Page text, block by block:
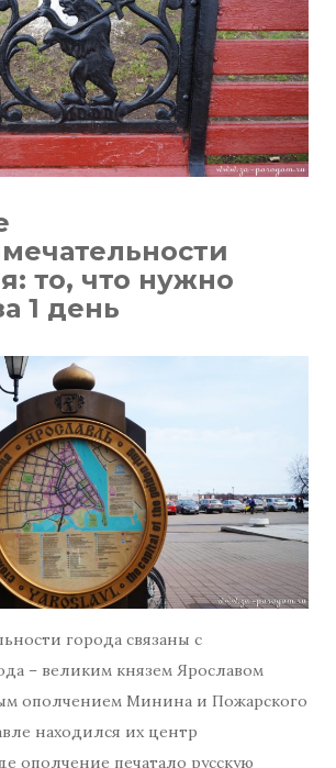
то, что нужно
1 день
города связаны с
– великим князем Ярославом
ополчением Минина и Пожарского
находился их центр
ополчение печатало русскую